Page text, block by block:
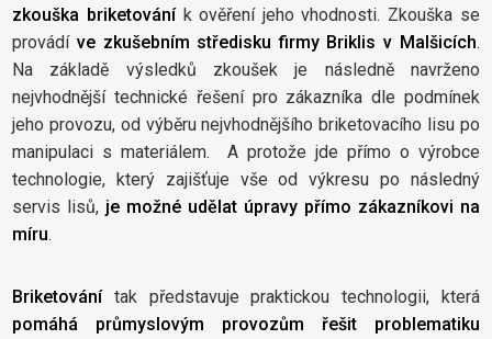
zkouška briketováník ověření jeho vhodnosti. Zkouška se
provádí ve zkušebním středisku firmy Briklis v Malšicích.
Na základě výsledků zkoušek je následně navrženo
nejvhodnější technické řešení pro zákazníka dle podmínek
jeho provozu, od výběru nejvhodnějšího briketovacího lisu po
manipulaci s materiálem. A protože jde přímo o výrobce
technologie, který zajišťuje vše od výkresu po následný
servis lisů, je možné udělat úpravy přímo zákazníkovi na
míru.
Briketovánítak představuje praktickou technologii, která
pomáhá průmyslovým provozům řešit problematiku